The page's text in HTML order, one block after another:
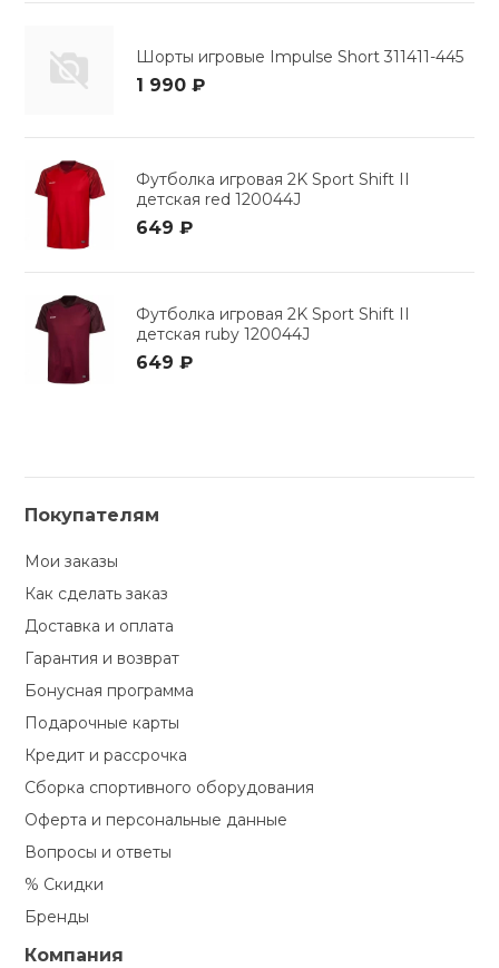
Шорты игровые Impulse Short 311411-445
1 990 ₽
Футболка игровая 2K Sport Shift II
детская red 120044J
649 ₽
Футболка игровая 2K Sport Shift II
детская ruby 120044J
649 ₽
Покупателям
Мои заказы
Как сделать заказ
Доставка и оплата
Гарантия и возврат
Бонусная программа
Подарочные карты
Кредит и рассрочка
Сборка спортивного оборудования
Оферта и персональные данные
Вопросы и ответы
% Скидки
Бренды
Компания